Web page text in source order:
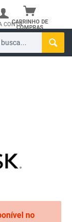
CARRINHO DE
COMPRAS
CONTA
no